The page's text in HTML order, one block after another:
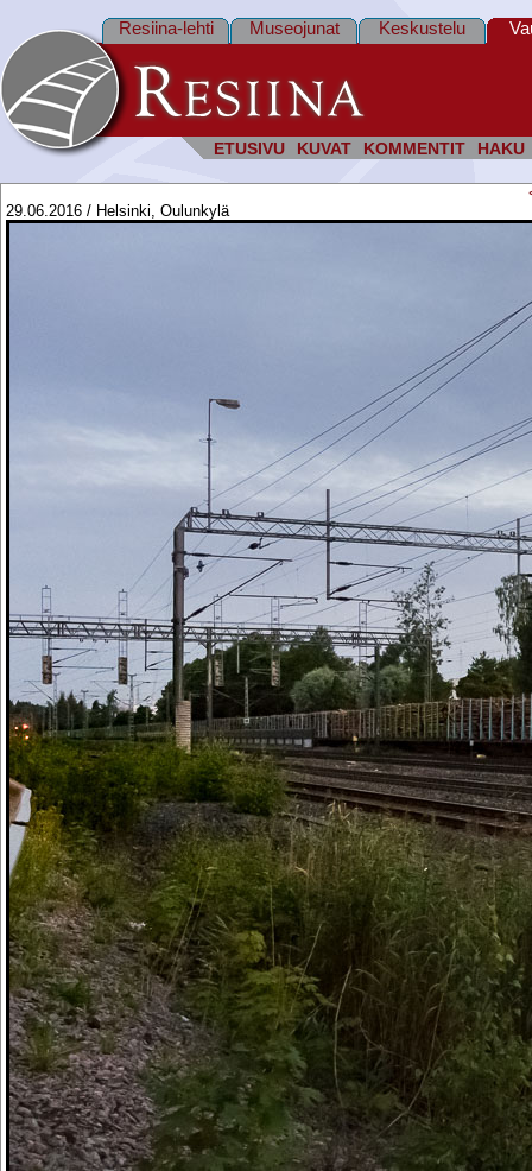
ETUSIVU KUVAT KOMMENTIT HAKU
Resiina-lehti Museojunat Keskustelu
29.06.2016 / Helsinki, Oulunkylä